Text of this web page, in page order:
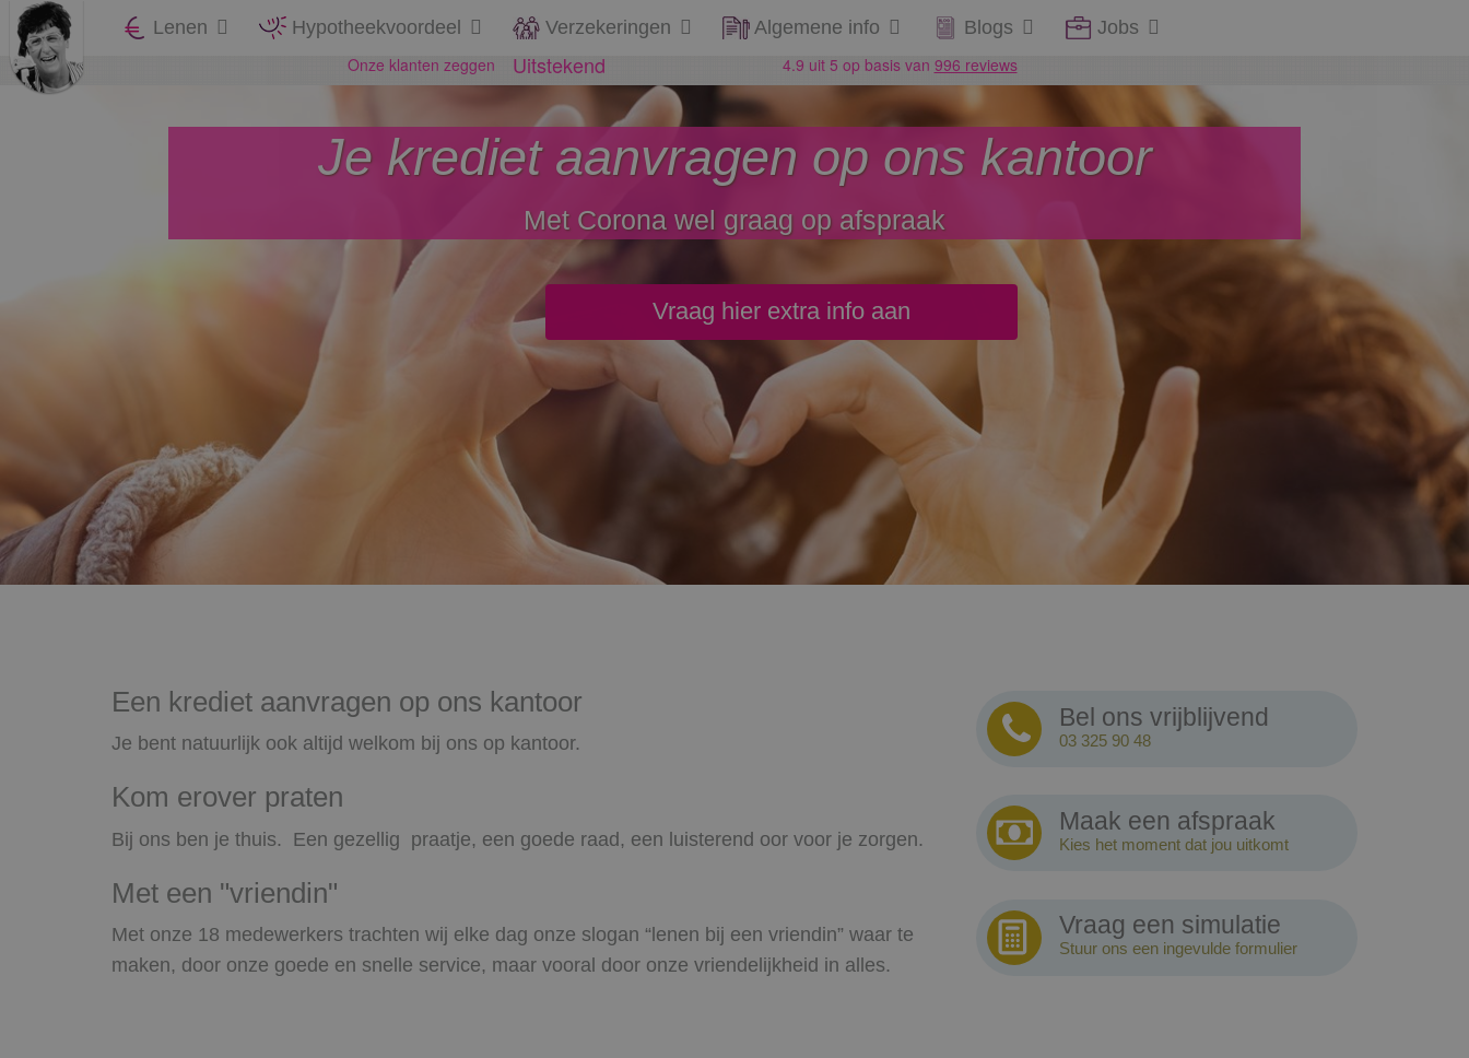
Lenen Hypotheekvoordeel Verzekeringen Algemene info Blogs Jobs
Je krediet aanvragen op ons kantoor
Met Corona wel graag op afspraak
Vraag hier extra info aan
Een krediet aanvragen op ons kantoor
Je bent natuurlijk ook altijd welkom bij ons op kantoor.
Kom erover praten
Bij ons ben je thuis. Een gezellig praatje, een goede raad, een luisterend oor voor je zorgen.
Met een "vriendin"
Met onze 18 medewerkers trachten wij elke dag onze slogan “lenen bij een vriendin” waar te
maken, door onze goede en snelle service, maar vooral door onze vriendelijkheid in alles.
Bel ons vrijblijvend
03 325 90 48
Maak een afspraak
Kies het moment dat jou uitkomt
Vraag een simulatie
Stuur ons een ingevulde formulier